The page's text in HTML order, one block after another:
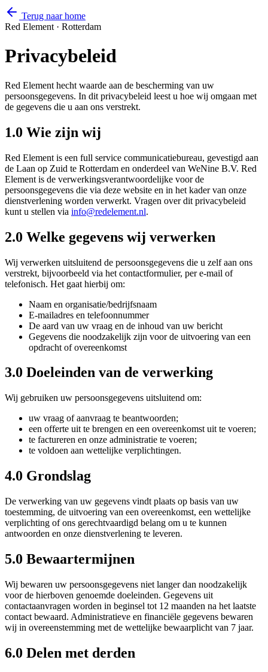
Terug naar home
Red Element · Rotterdam
Privacybeleid
Red Element hecht waarde aan de bescherming van uw
persoonsgegevens. In dit privacybeleid leest u hoe wij omgaan met
de gegevens die u aan ons verstrekt.
1.0 Wie zijn wij
Red Element is een full service communicatiebureau, gevestigd aan
de Laan op Zuid te Rotterdam en onderdeel van WeNine B.V. Red
Element is de verwerkingsverantwoordelijke voor de
persoonsgegevens die via deze website en in het kader van onze
dienstverlening worden verwerkt. Vragen over dit privacybeleid
kunt u stellen via info@redelement.nl.
2.0 Welke gegevens wij verwerken
Wij verwerken uitsluitend de persoonsgegevens die u zelf aan ons
verstrekt, bijvoorbeeld via het contactformulier, per e-mail of
telefonisch. Het gaat hierbij om:
Naam en organisatie/bedrijfsnaam
E-mailadres en telefoonnummer
De aard van uw vraag en de inhoud van uw bericht
Gegevens die noodzakelijk zijn voor de uitvoering van een
opdracht of overeenkomst
3.0 Doeleinden van de verwerking
Wij gebruiken uw persoonsgegevens uitsluitend om:
uw vraag of aanvraag te beantwoorden;
een offerte uit te brengen en een overeenkomst uit te voeren;
te factureren en onze administratie te voeren;
te voldoen aan wettelijke verplichtingen.
4.0 Grondslag
De verwerking van uw gegevens vindt plaats op basis van uw
toestemming, de uitvoering van een overeenkomst, een wettelijke
verplichting of ons gerechtvaardigd belang om u te kunnen
antwoorden en onze dienstverlening te leveren.
5.0 Bewaartermijnen
Wij bewaren uw persoonsgegevens niet langer dan noodzakelijk
voor de hierboven genoemde doeleinden. Gegevens uit
contactaanvragen worden in beginsel tot 12 maanden na het laatste
contact bewaard. Administratieve en financiële gegevens bewaren
wij in overeenstemming met de wettelijke bewaarplicht van 7 jaar.
6.0 Delen met derden